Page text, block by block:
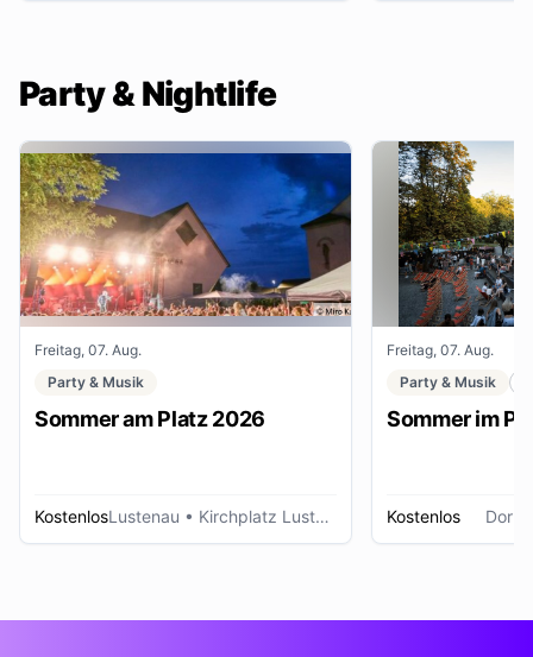
Party & Nightlife
Freitag, 07. Aug.
Party & Musik
Sommer am Platz 2026
KostenlosLustenau • Kirchplatz Lustenau
Freitag, 07. Aug.
Party & Musik
Sommer im
Kostenlos